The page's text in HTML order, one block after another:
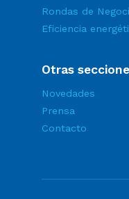
Rondas de
Eficiencia
Otras
Novedades
Prensa
Contacto